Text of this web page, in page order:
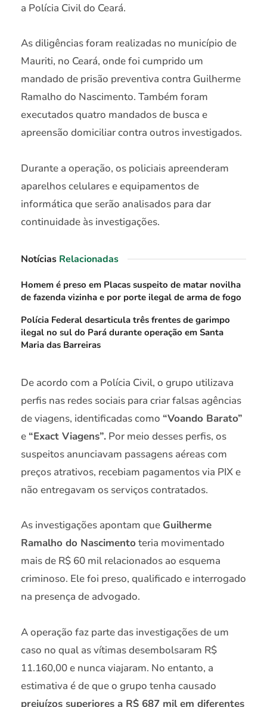
a Polícia Civil do Ceará.
As diligências foram realizadas no município de
Mauriti, no Ceará, onde foi cumprido um
mandado de prisão preventiva contra Guilherme
Ramalho do Nascimento. Também foram
executados quatro mandados de busca e
apreensão domiciliar contra outros investigados.
Durante a operação, os policiais apreenderam
aparelhos celulares e equipamentos de
informática que serão analisados para dar
continuidade às investigações.
Notícias Relacionadas
Homem é preso em Placas suspeito de matar novilha
de fazenda vizinha e por porte ilegal de arma de fogo
Polícia Federal desarticula três frentes de garimpo
ilegal no sul do Pará durante operação em Santa
Maria das Barreiras
De acordo com a Polícia Civil, o grupo utilizava
perfis nas redes sociais para criar falsas agências
de viagens, identificadas como “Voando Barato”
e “Exact Viagens”. Por meio desses perfis, os
suspeitos anunciavam passagens aéreas com
preços atrativos, recebiam pagamentos via PIX e
não entregavam os serviços contratados.
As investigações apontam que Guilherme
Ramalho do Nascimento teria movimentado
mais de R$ 60 mil relacionados ao esquema
criminoso. Ele foi preso, qualificado e interrogado
na presença de advogado.
A operação faz parte das investigações de um
caso no qual as vítimas desembolsaram R$
11.160,00 e nunca viajaram. No entanto, a
estimativa é de que o grupo tenha causado
prejuízos superiores a R$ 687 mil em diferentes